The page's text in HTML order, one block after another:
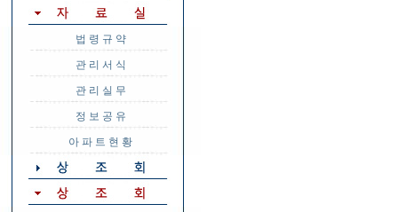
법 령 규 약
관 리 서 식
관 리 실 무
정 보 공 유
아 파 트 현 황